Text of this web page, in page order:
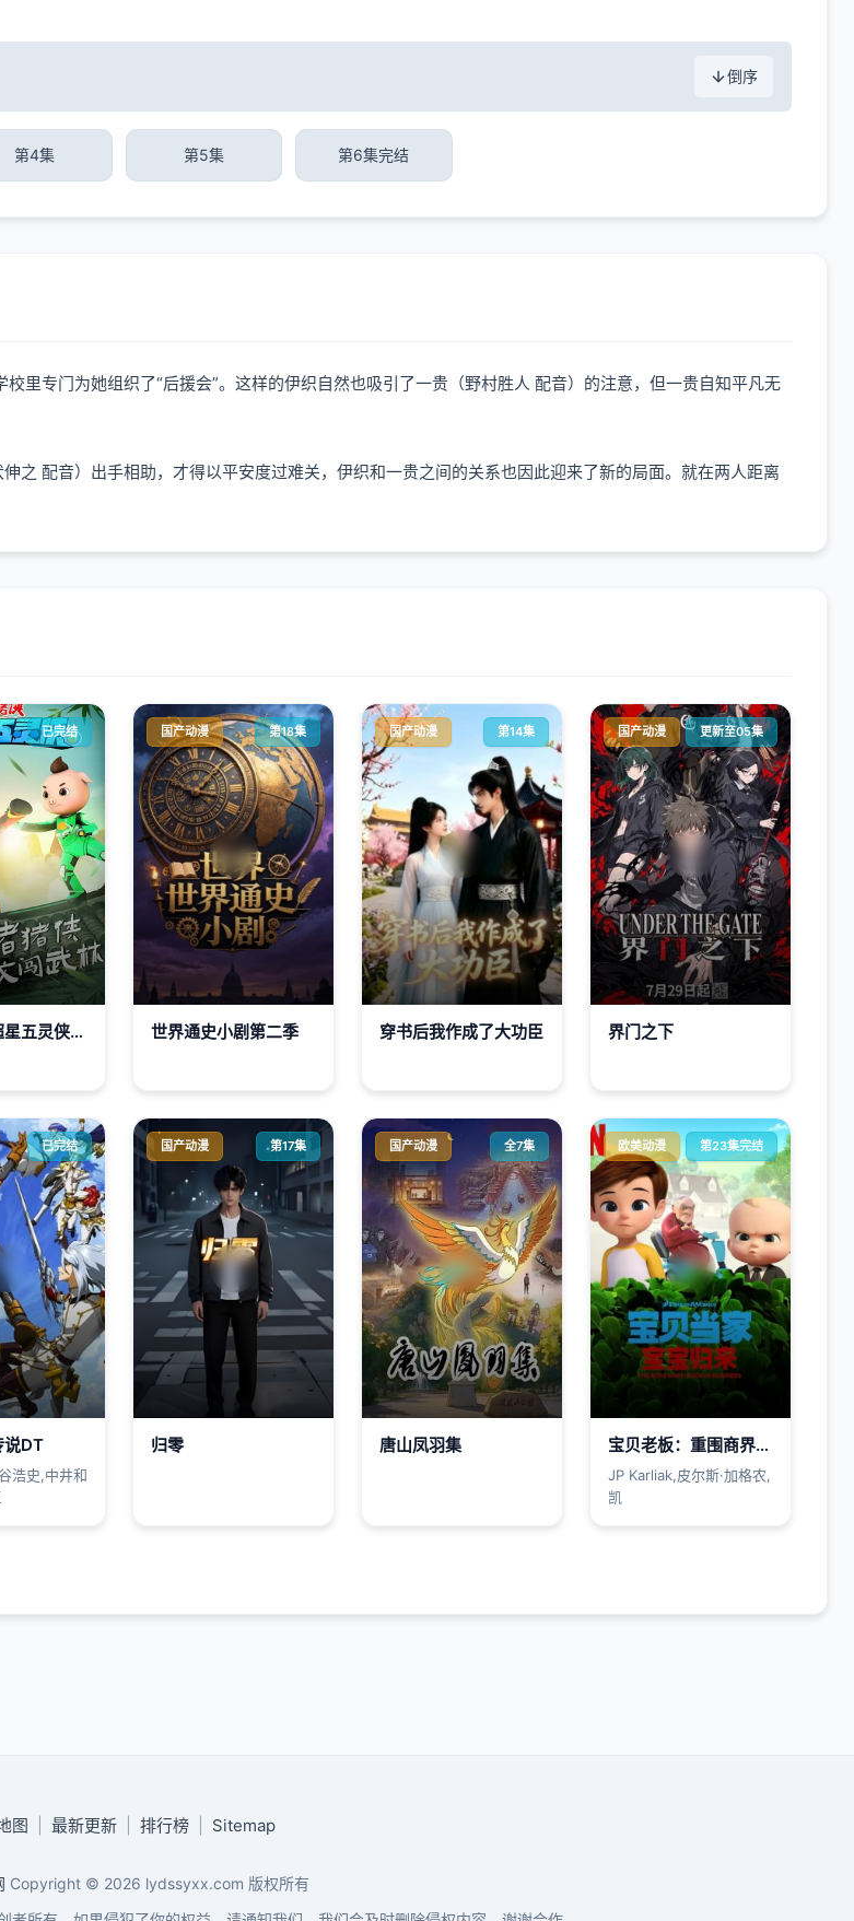
倒序
第4集 第5集 第6集完结
里专门为她组织了“后援会”。这样的伊织自然也吸引了一贵（野村胜人 配音）的注意，但一贵自知平凡无
配音）出手相助，才得以平安度过难关，伊织和一贵之间的关系也因此迎来了新的局面。就在两人距离
已完结
猪猪侠之超星五灵侠第六季
国产动漫 第18集
世界通史小剧第二季
国产动漫 第14集
穿书后我作成了大功臣
国产动漫 更新至05集
界门之下
已完结
说DT
浩史,中井和
国产动漫 第17集
归零
国产动漫 全7集
唐山凤羽集
欧美动漫 第23集完结
宝贝老板：重围商界第二季国语版
JP Karliak,皮尔斯·加格农,
凯
图 最新更新 排行榜 Sitemap
Copyright © 2026 lydssyxx.com 版权所有